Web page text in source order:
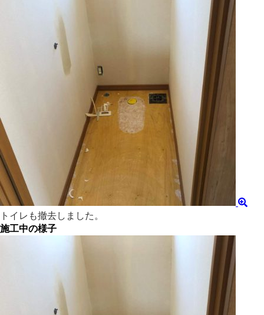
トイレも撤去しました。
施工中の様子